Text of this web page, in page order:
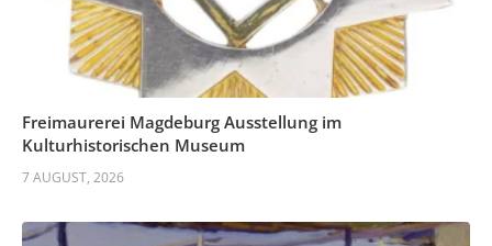
Freimaurerei Magdeburg Ausstellung im
Kulturhistorischen Museum
7 AUGUST, 2026